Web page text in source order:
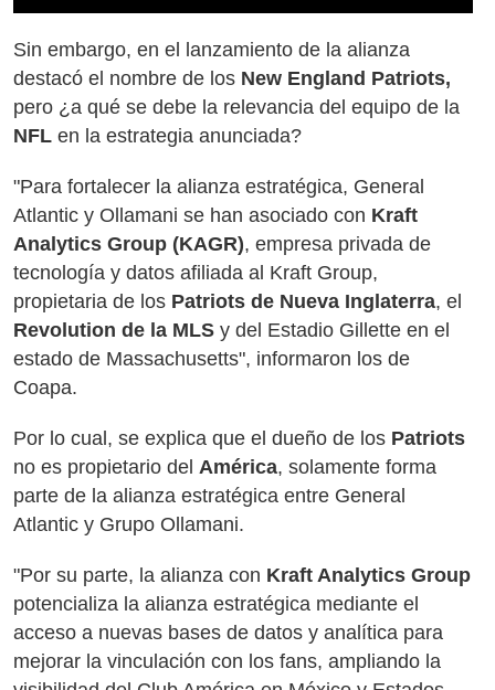
Sin embargo, en el lanzamiento de la alianza
destacó el nombre de los New England Patriots,
pero ¿a qué se debe la relevancia del equipo de la
NFL en la estrategia anunciada?
"Para fortalecer la alianza estratégica, General
Atlantic y Ollamani se han asociado con Kraft
Analytics Group (KAGR), empresa privada de
tecnología y datos afiliada al Kraft Group,
propietaria de los Patriots de Nueva Inglaterra, el
Revolution de la MLS y del Estadio Gillette en el
estado de Massachusetts", informaron los de
Coapa.
Por lo cual, se explica que el dueño de los Patriots
no es propietario del América, solamente forma
parte de la alianza estratégica entre General
Atlantic y Grupo Ollamani.
"Por su parte, la alianza con Kraft Analytics Group
potencializa la alianza estratégica mediante el
acceso a nuevas bases de datos y analítica para
mejorar la vinculación con los fans, ampliando la